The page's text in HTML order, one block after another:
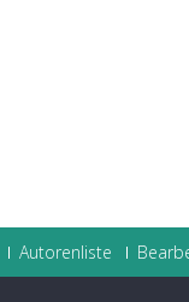
Autorenliste